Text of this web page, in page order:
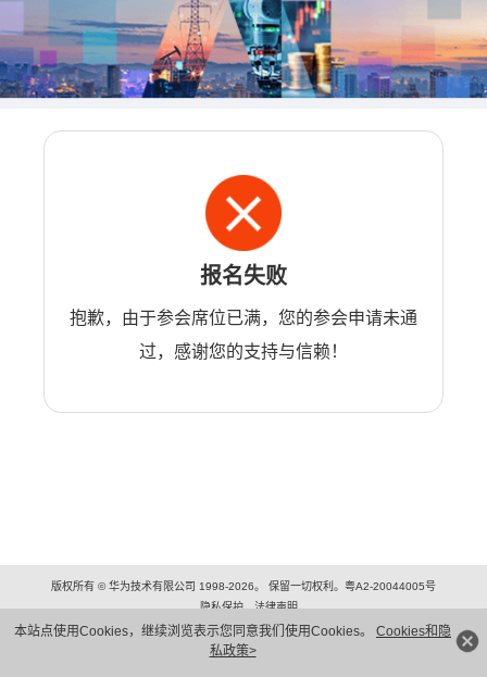
本站点使用Cookies，继续浏览表示您同意我们使用Cookies。 Cookies和隐
私政策>
报名失败
抱歉，由于参会席位已满，您的参会申请未通
过，感谢您的支持与信赖！
版权所有 © 华为技术有限公司 1998-2026。 保留一切权利。粤A2-20044005号
隐私保护
法律声明